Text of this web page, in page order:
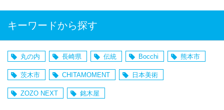
キーワードから探す
丸の内 長崎県 伝統 Bocchi 熊本市
茨木市 CHITAMOMENT 日本美術
ZOZO NEXT 銘木屋